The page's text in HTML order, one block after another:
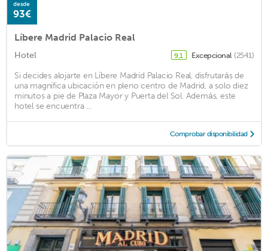
desde
93€
Líbere Madrid Palacio Real
Hotel 9,1 Excepcional (2541)
Si decides alojarte en Líbere Madrid Palacio Real, disfrutarás de
una magnífica ubicación en pleno centro de Madrid, a solo diez
minutos a pie de Plaza Mayor y Puerta del Sol. Además, este
hotel se encuentra ...
Comprobar disponibilidad